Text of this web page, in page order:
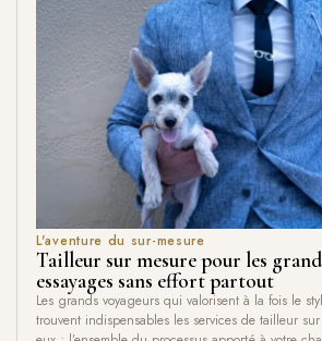
L'aventure du sur-mesure
Tailleur sur mesure pour les
essayages sans effort partout
Les grands voyageurs qui valorisent à la fois le
trouvent indispensables les services de tailleur